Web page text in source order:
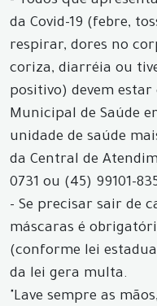
da Covid-19 (febre,
respirar, dores no
coriza, diarréia ou
positivo) devem
Municipal de Saúde
unidade de saúde
da Central de
0731 ou (45) 99101-
- Se precisar sair de
máscaras é
(conforme lei
da lei gera multa.
"Lave sempre as